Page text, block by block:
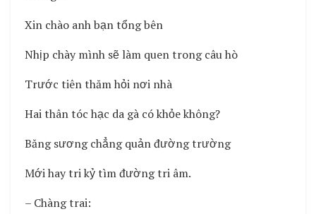
Xin chào anh bạn tổng bên
Nhịp chày mình sẽ làm quen trong câu hò
Trước tiên thăm hỏi nơi nhà
Hai thân tóc hạc da gà có khỏe không?
Băng sương chẳng quản đường trường
Mới hay tri kỷ tìm đường tri âm.
– Chàng trai: